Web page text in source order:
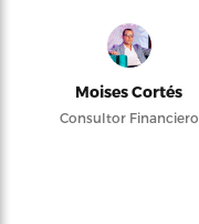
Moises Cortés
Consultor Financiero